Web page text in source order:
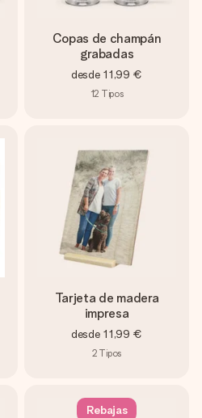
Copas de champán
grabadas
desde 11,99 €
12 Tipos
Tarjeta de madera
impresa
desde 11,99 €
2 Tipos
Rebajas